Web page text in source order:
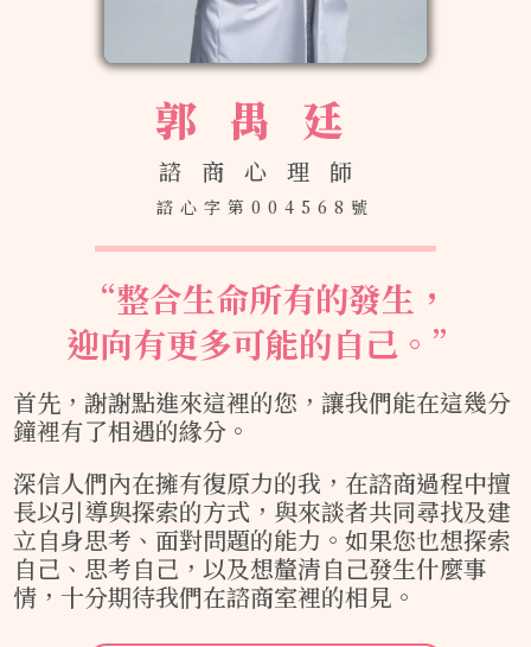
郭禺廷
諮商心理師
諮心字第004568號
“整合生命所有的發生，
迎向有更多可能的自己。 ”
首先，謝謝點進來這裡的您，讓我們能在這幾分
鐘裡有了相遇的緣分。
深信人們內在擁有復原力的我，在諮商過程中擅
長以引導與探索的方式，與來談者共同尋找及建
立自身思考、面對問題的能力。如果您也想探索
自己、思考自己，以及想釐清自己發生什麼事
情，十分期待我們在諮商室裡的相見。